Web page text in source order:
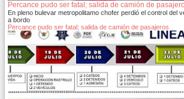
Percance pudo ser fatal; salida de camión de
En pleno bulevar metropolitamo chofer perdió el control del
a bordo
Percance pudo ser fatal; salida de camión de pasajeros